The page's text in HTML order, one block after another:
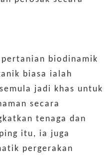
pertanian biodinamik
biasa ialah
jadi khas untuk
secara
tenaga dan
itu, ia juga
pergerakan